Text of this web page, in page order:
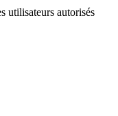
utilisateurs autorisés